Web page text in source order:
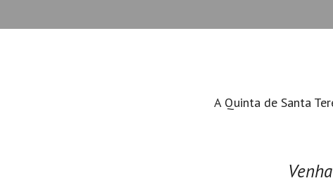
A Quinta de Santa